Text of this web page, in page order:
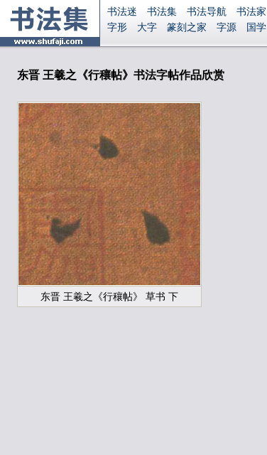
书法迷 书法集 书法导航 书法家
字形
大字 篆刻之家 字源 国学
东晋 王羲之《行穰帖》书法字帖作品欣赏
东晋 王羲之《行穰帖》 草书 下